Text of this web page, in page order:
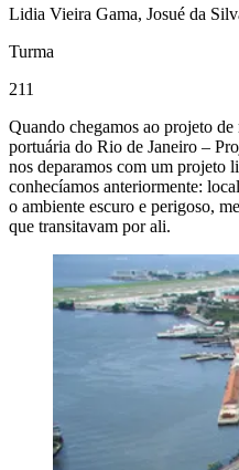
Lidia Vieira Gama, Josué da
Turma
211
Quando chegamos ao projeto
portuária do Rio de Janeiro –
nos deparamos com um projeto
conhecíamos anteriormente:
o ambiente escuro e perigoso,
que transitavam por ali.